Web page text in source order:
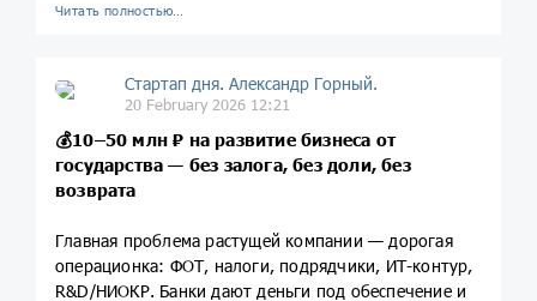
Читать полностью…
Стартап дня. Александр Горный.
20 February 2026 12:21
💰10–50 млн ₽ на развитие бизнеса от
государства — без залога, без доли, без
возврата
Главная проблема растущей компании — дорогая
операционка: ФОТ, налоги, подрядчики, ИТ-контур,
R&D/НИОКР. Банки дают деньги под обеспечение и